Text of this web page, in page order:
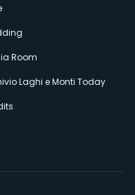
Room
Laghi e Monti Today